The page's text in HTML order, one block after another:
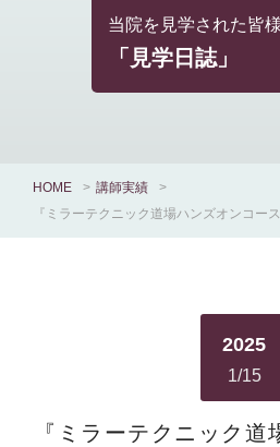
当院を見学された皆
「見学日誌」
HOME > 講師実績
>
『ミラーテクニック道場ハンズオンコー
2025
1/15
『ミラーテクニック